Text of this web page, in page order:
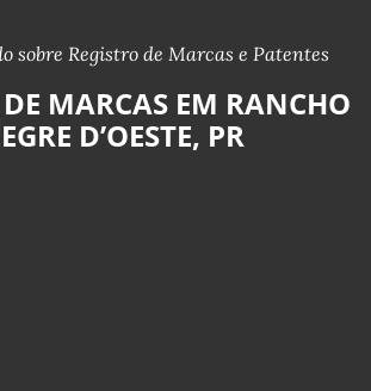
sobre Registro de Marcas e Patentes
DE MARCAS EM RANCHO
D’OESTE, PR